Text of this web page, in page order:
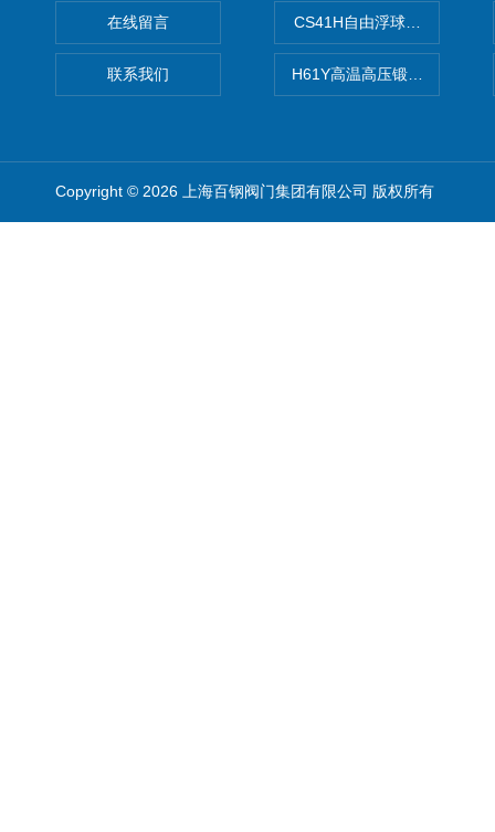
在线留言
联系我们
CS41H自由浮球式蒸汽疏水
H61Y高温高压锻钢止回阀
Copyright © 2026 上海百钢阀门集团有限公司 版权所有